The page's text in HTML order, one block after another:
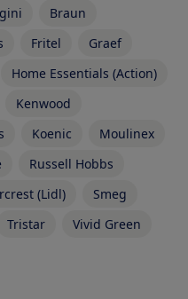
Braun
Fritel
Graef
Home Essentials (Action)
Kenwood
Koenic
Moulinex
Russell Hobbs
(Lidl)
Smeg
Tristar
Vivid Green